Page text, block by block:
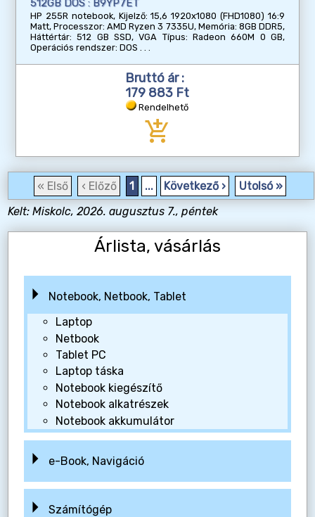
512GB DOS : B9YP7ET
HP 255R notebook, Kijelző: 15,6 1920x1080 (FHD1080) 16:9
Matt, Processzor: AMD Ryzen 3 7335U, Memória: 8GB DDR5,
Háttértár: 512 GB SSD, VGA Típus: Radeon 660M 0 GB,
Operációs rendszer: DOS
Bruttó ár :
179 883 Ft
Rendelhető
add_shopping_cart
« Első ‹ Előző 1 ... Következő ›
Utolsó »
Kelt: Miskolc, 2026. augusztus 7., péntek
Árlista, vásárlás
Notebook, Netbook, Tablet
Laptop
Netbook
Tablet PC
Laptop táska
Notebook kiegészítő
Notebook alkatrészek
Notebook akkumulátor
e-Book, Navigáció
Számítógép